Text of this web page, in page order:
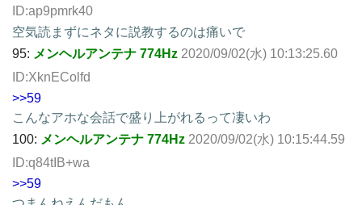
ID:ap9pmrk40
空気読まずにネタに説教するのは痛いで
95: メンヘルアンテナ 774Hz 2020/09/02(水) 10:13:25.60
ID:XknEColfd
>>59
こんなアホな会話で盛り上がれるって凄いわ
100: メンヘルアンテナ 774Hz 2020/09/02(水) 10:15:44.59
ID:q84tIB+wa
>>59